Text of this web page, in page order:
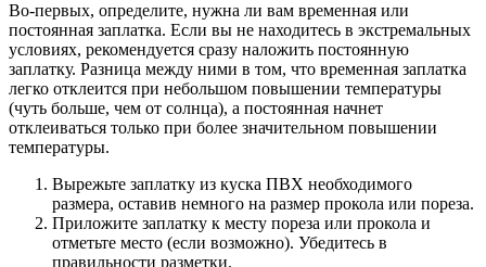
Во-первых, определите, нужна ли вам временная или
постоянная заплатка. Если вы не находитесь в экстремальных
условиях, рекомендуется сразу наложить постоянную
заплатку. Разница между ними в том, что временная заплатка
легко отклеится при небольшом повышении температуры
(чуть больше, чем от солнца), а постоянная начнет
отклеиваться только при более значительном повышении
температуры.
Вырежьте заплатку из куска ПВХ необходимого
размера, оставив немного на размер прокола или пореза.
Приложите заплатку к месту пореза или прокола и
отметьте место (если возможно). Убедитесь в
правильности разметки.